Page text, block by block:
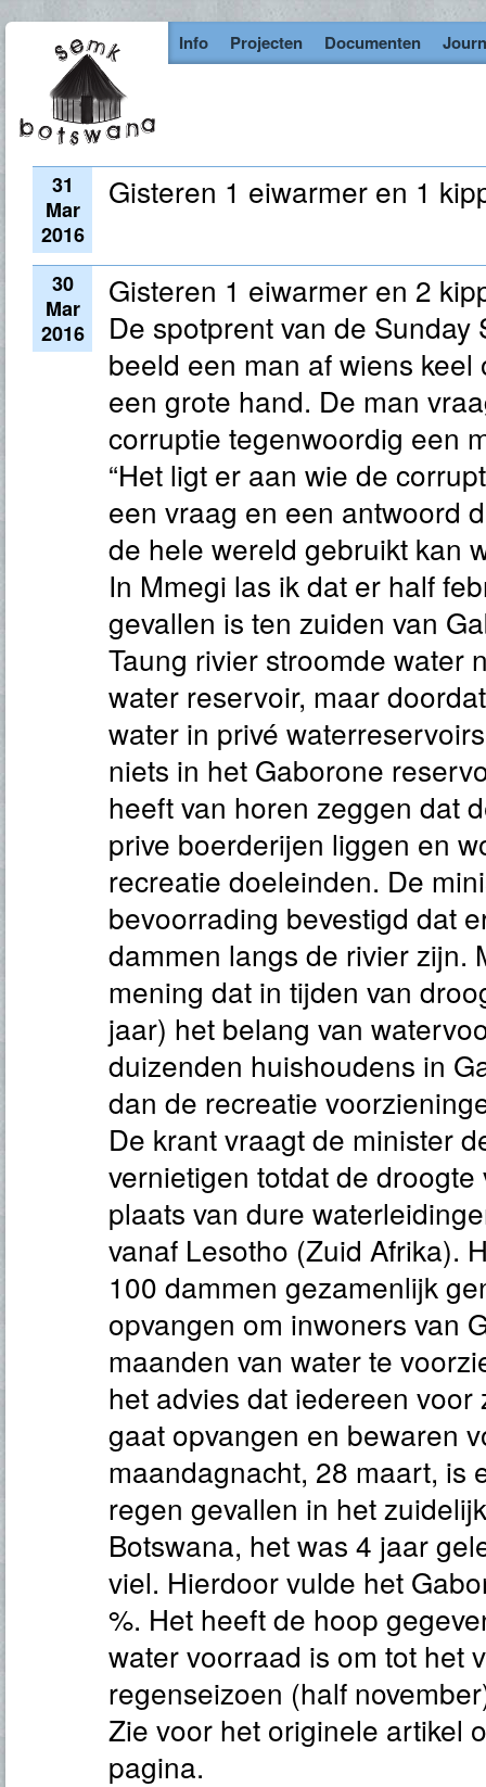
Info Projecten Documenten
31
Mar
2016
Gisteren 1 eiwarmer en 1
30
Mar
2016
Gisteren 1 eiwarmer en 2
De spotprent van de Sunday
beeld een man af wiens keel
een grote hand. De man
corruptie tegenwoordig een
“Het ligt er aan wie de
een vraag en een antwoord
de hele wereld gebruikt kan
In Mmegi las ik dat er half
gevallen is ten zuiden van
Taung rivier stroomde water
water reservoir, maar
water in privé
niets in het Gaborone
heeft van horen zeggen dat
prive boerderijen liggen en
recreatie doeleinden. De
bevoorrading bevestigd dat
dammen langs de rivier zijn.
mening dat in tijden van
jaar) het belang van
duizenden huishoudens in
dan de recreatie
De krant vraagt de minister
vernietigen totdat de
plaats van dure
vanaf Lesotho (Zuid Afrika).
100 dammen gezamenlijk
opvangen om inwoners van
maanden van water te
het advies dat iedereen
gaat opvangen en bewaren
maandagnacht, 28 maart, is
regen gevallen in het
Botswana, het was 4 jaar
viel. Hierdoor vulde het
%. Het heeft de hoop
water voorraad is om tot het
regenseizoen (half
Zie voor het originele artikel
pagina.